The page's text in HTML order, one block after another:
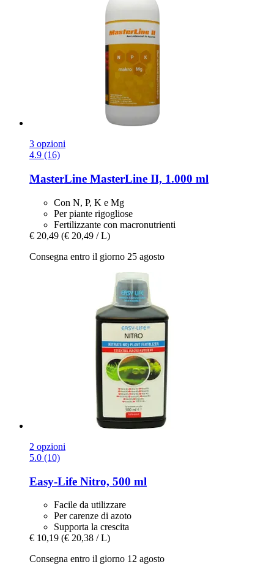
3 opzioni
4.9 (16)
MasterLine MasterLine II, 1.000 ml
Con N, P, K e Mg
Per piante rigogliose
Fertilizzante con macronutrienti
€ 20,49 (€ 20,49 / L)
Consegna entro il giorno 25 agosto
2 opzioni
5.0 (10)
Easy-Life Nitro, 500 ml
Facile da utilizzare
Per carenze di azoto
Supporta la crescita
€ 10,19 (€ 20,38 / L)
Consegna entro il giorno 12 agosto